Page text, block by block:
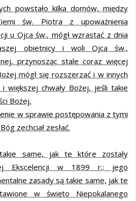
powstało kilka domów, między
św. Piotra z upoważnienia
u Ojca św., mógł wzrastać z dnia
obietnicy i woli Ojca św.,
przynosząc stale coraz więcej
mógł się rozszerzać i w innych
większej chwały Bożej, jeśli takie
Bożej,
w sprawie postępowania z tymi
zechciał zesłać.
same, jak te które zostały
Ekscelencji w 1899 r.; jego
zasady są takie same, jak te
w święto Niepokalanego